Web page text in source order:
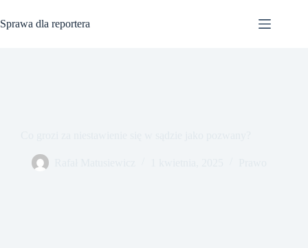
do
treści
Sprawa dla reportera